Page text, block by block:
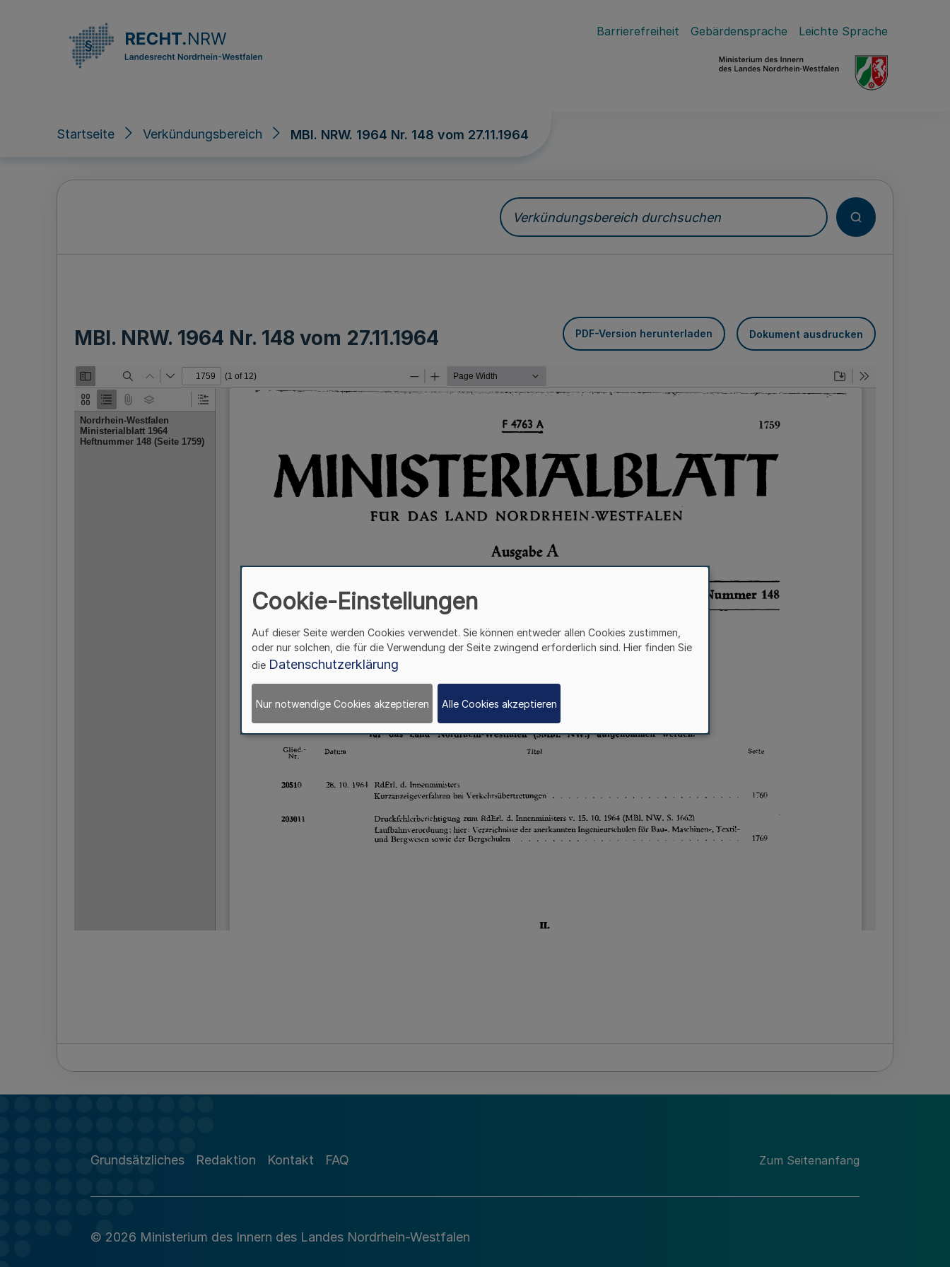
Barrierefreiheit Gebärdensprache Leichte Sprache
Startseite Verkündungsbereich MBl. NRW. 1964 Nr. 148 vom 27.11.1964
Verkündungsbereich durchsuchen
MBl. NRW. 1964 Nr. 148 vom 27.11.1964 PDF-Version herunterladen Dokument ausdrucken
Grundsätzliches Redaktion Kontakt FAQ Zum Seitenanfang
© 2026 Ministerium des Innern des Landes Nordrhein-Westfalen
Cookie-Einstellungen
Auf dieser Seite werden Cookies verwendet. Sie können entweder allen Cookies zustimmen,
oder nur solchen, die für die Verwendung der Seite zwingend erforderlich sind. Hier finden Sie
die Datenschutzerklärung
Nur notwendige Cookies akzeptieren Alle Cookies akzeptieren